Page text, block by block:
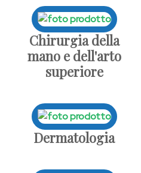
Chirurgia della
mano e dell'arto
superiore
Dermatologia